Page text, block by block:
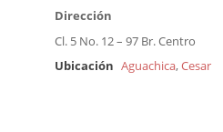
Dirección
Cl. 5 No. 12 – 97 Br. Centro
Ubicación Aguachica,Cesar